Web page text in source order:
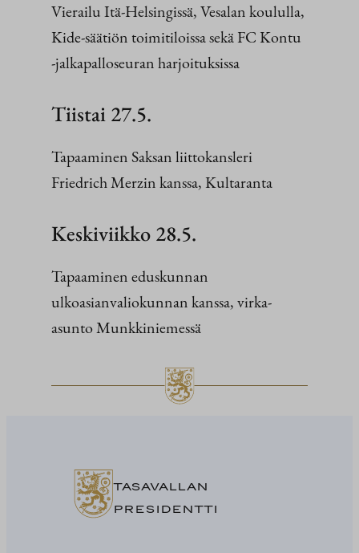
Vierailu Itä-Helsingissä, Vesalan koululla,
Kide-säätiön toimitiloissa sekä FC Kontu
-jalkapalloseuran harjoituksissa
Tiistai 27.5.
Tapaaminen Saksan liittokansleri
Friedrich Merzin kanssa, Kultaranta
Keskiviikko 28.5.
Tapaaminen eduskunnan
ulkoasianvaliokunnan kanssa, virka-
asunto Munkkiniemessä
TASAVALLAN
PRESIDENTTI